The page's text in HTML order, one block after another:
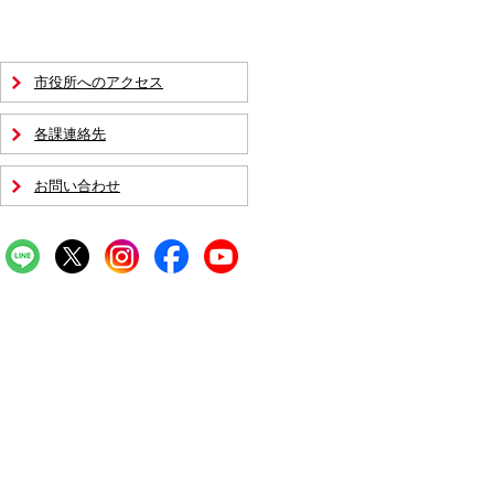
市役所へのアクセス
各課連絡先
お問い合わせ